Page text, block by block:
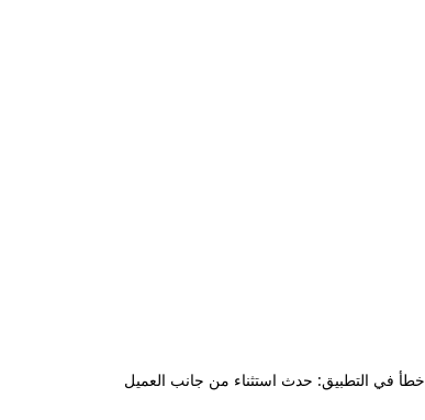
خطأ في التطبيق: حدث استثناء من جانب العميل